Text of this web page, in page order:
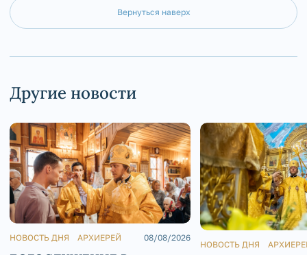
Вернуться наверх
Другие новости
НОВОСТЬ ДНЯ АРХИЕРЕЙ 08/08/2026
НОВОСТЬ ДНЯ